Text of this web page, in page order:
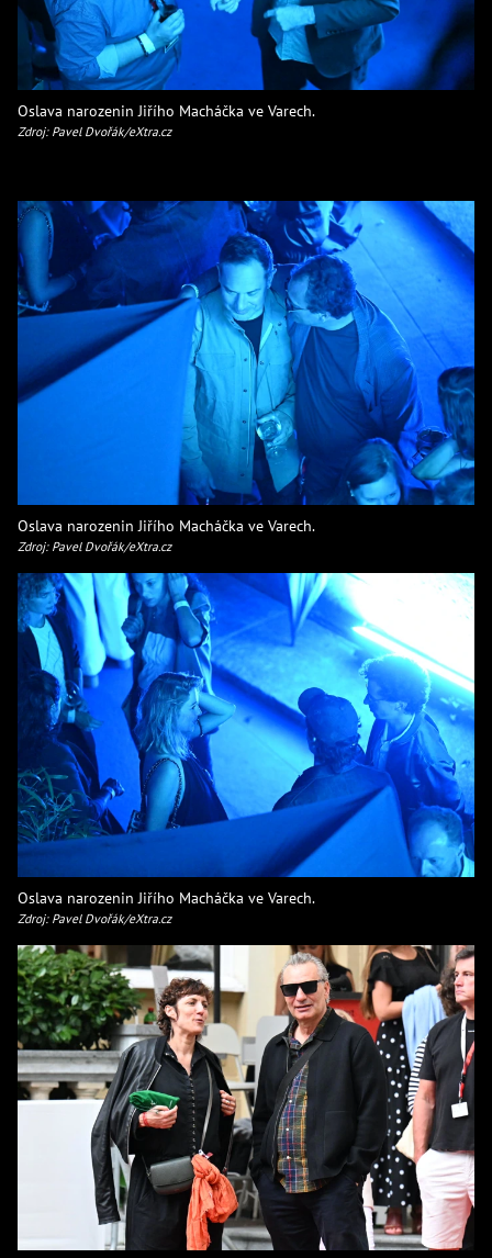
Oslava narozenin Jiřího Macháčka ve Varech.
Zdroj: Pavel Dvořák/eXtra.cz
Oslava narozenin Jiřího Macháčka ve Varech.
Zdroj: Pavel Dvořák/eXtra.cz
Oslava narozenin Jiřího Macháčka ve Varech.
Zdroj: Pavel Dvořák/eXtra.cz